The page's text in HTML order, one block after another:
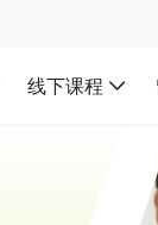
线下课程